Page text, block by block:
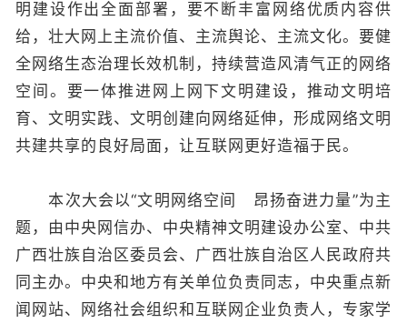
明建设作出全面部署，要不断丰富网络优质内容供
给，壮大网上主流价值、主流舆论、主流文化。要健
全网络生态治理长效机制，持续营造风清气正的网络
空间。要一体推进网上网下文明建设，推动文明培
育、文明实践、文明创建向网络延伸，形成网络文明
共建共享的良好局面，让互联网更好造福于民。
本次大会以“文明网络空间 昂扬奋进力量”为主
题，由中央网信办、中央精神文明建设办公室、中共
广西壮族自治区委员会、广西壮族自治区人民政府共
同主办。中央和地方有关单位负责同志，中央重点新
闻网站、网络社会组织和互联网企业负责人，专家学